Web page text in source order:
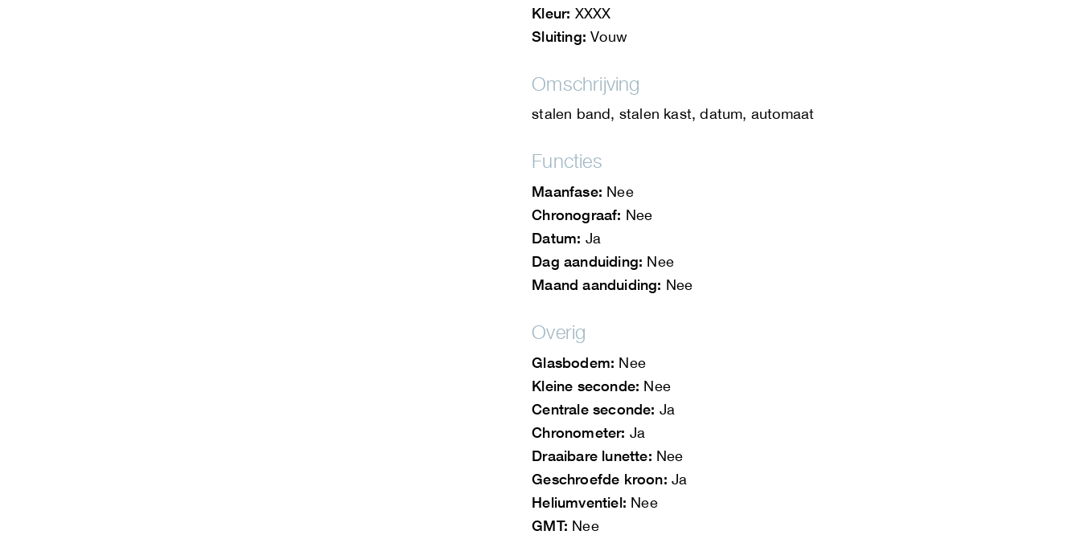
Kleur: XXXX
Sluiting: Vouw
Omschrijving
stalen band, stalen kast, datum, automaat
Functies
Maanfase: Nee
Chronograaf: Nee
Datum: Ja
Dag aanduiding: Nee
Maand aanduiding: Nee
Overig
Glasbodem: Nee
Kleine seconde: Nee
Centrale seconde: Ja
Chronometer: Ja
Draaibare lunette: Nee
Geschroefde kroon: Ja
Heliumventiel: Nee
GMT: Nee